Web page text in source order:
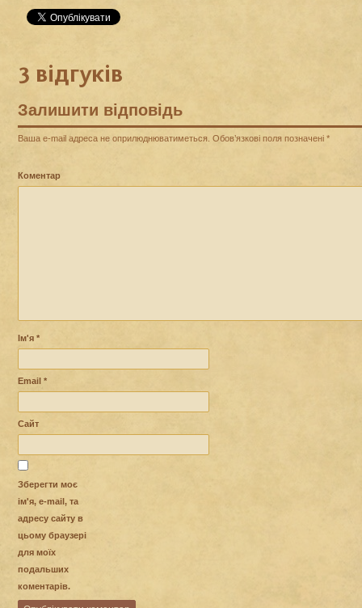
3 відгуків
Залишити відповідь
Ваша e-mail адреса не оприлюднюватиметься. Обов’язкові поля позначені *
Коментар
Ім'я *
Email *
Сайт
Зберегти моє
ім'я, e-mail, та
адресу сайту в
цьому браузері
для моїх
подальших
коментарів.